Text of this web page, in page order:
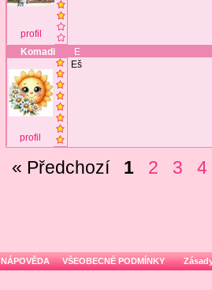
profil
Komadi E
profil
Eš
« Předchozí 1 2 3 4
NÁPOVĚDA VŠEOBECNÉ PODMÍNKY